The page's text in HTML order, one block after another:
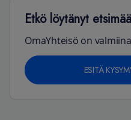
Etkö löytänyt
OmaYhteisö on
ESITÄ